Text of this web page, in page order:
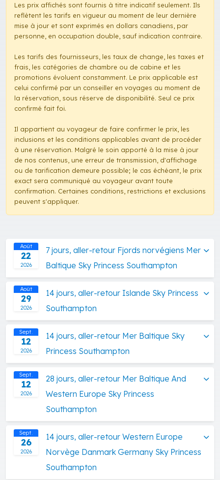
Les prix affichés sont fournis à titre indicatif seulement. Ils
reflètent les tarifs en vigueur au moment de leur dernière
mise à jour et sont exprimés en dollars canadiens, par
personne, en occupation double, sauf indication contraire.
Les tarifs des fournisseurs, les taux de change, les taxes et
frais, les catégories de chambre ou de cabine et les
promotions évoluent constamment. Le prix applicable est
celui confirmé par un conseiller en voyages au moment de
la réservation, sous réserve de disponibilité. Seul ce prix
confirmé fait foi.
Il appartient au voyageur de faire confirmer le prix, les
inclusions et les conditions applicables avant de procéder
à une réservation. Malgré le soin apporté à la mise à jour
de nos contenus, une erreur de transmission, d'affichage
ou de tarification demeure possible; le cas échéant, le prix
exact sera communiqué au voyageur avant toute
confirmation. Certaines conditions, restrictions et exclusions
peuvent s'appliquer.
Août
22
2026
7 jours, aller-retour Fjords norvégiens Mer
Baltique Sky Princess Southampton
Août
29
2026
14 jours, aller-retour Islande Sky Princess
Southampton
Sept.
12
2026
14 jours, aller-retour Mer Baltique Sky
Princess Southampton
Sept.
12
2026
28 jours, aller-retour Mer Baltique And
Western Europe Sky Princess
Southampton
Sept.
26
2026
14 jours, aller-retour Western Europe
Norvège Danmark Germany Sky Princess
Southampton